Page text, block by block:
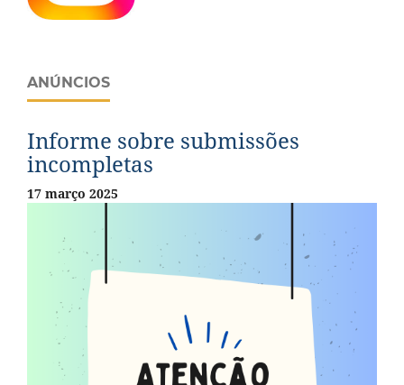
ANÚNCIOS
Informe sobre submissões
incompletas
17 março 2025